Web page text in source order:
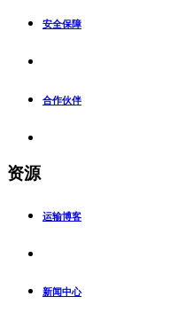
安全保障
合作伙伴
资源
运输博客
新闻中心